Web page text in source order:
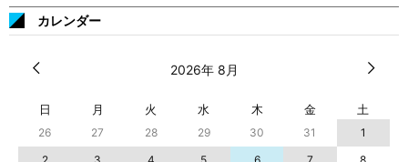
カレンダー
2026年 8月
日 月 火 水 木 金 土
26 27 28 29 30 31
1